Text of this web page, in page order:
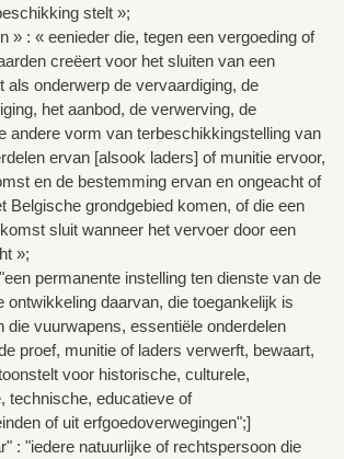
stelt »;
» : « eenieder die, tegen een vergoeding of
creëert voor het sluiten van een
als onderwerp de vervaardiging, de
het aanbod, de verwerving, de
andere vorm van terbeschikkingstelling van
ervan [alsook laders] of munitie ervoor,
en de bestemming ervan en ongeacht of
Belgische grondgebied komen, of die een
sluit wanneer het vervoer door een
»;
permanente instelling ten dienste van de
ontwikkeling daarvan, die toegankelijk is
die vuurwapens, essentiële onderdelen
proef, munitie of laders verwerft, bewaart,
voor historische, culturele,
technische, educatieve of
of uit erfgoedoverwegingen";]
: "iedere natuurlijke of rechtspersoon die